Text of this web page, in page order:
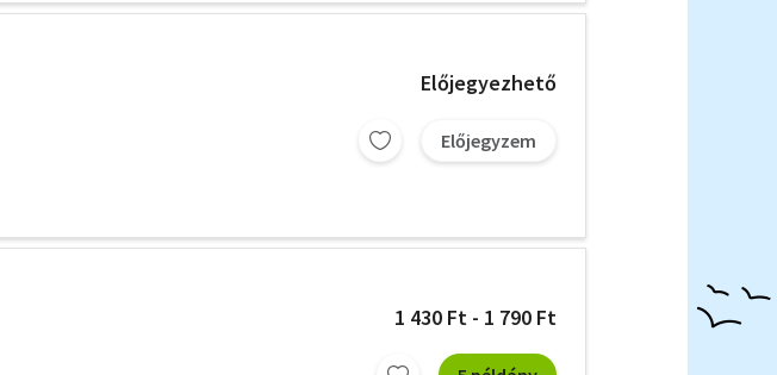
Előjegyezhető
Előjegyzem
1 430 Ft - 1 790 Ft